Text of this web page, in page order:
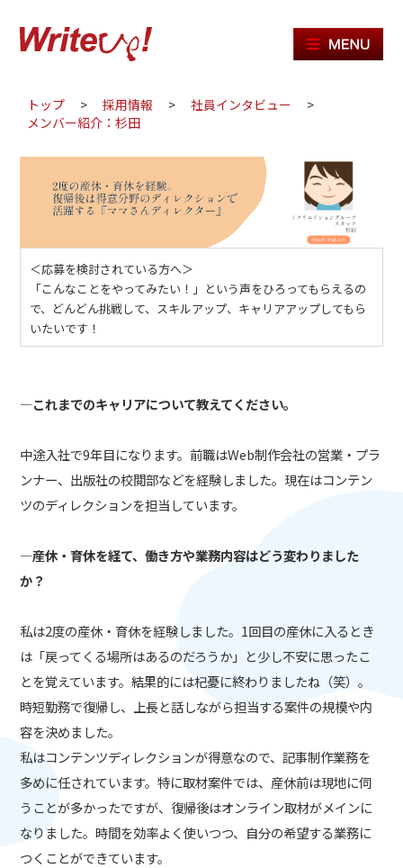
トップ > 採用情報 > 社員インタビュー
>
メンバー紹介：杉田
＜応募を検討されている方へ＞
「こんなことをやってみたい！」という声をひろってもらえるの
で、どんどん挑戦して、スキルアップ、キャリアアップしてもら
いたいです！
―これまでのキャリアについて教えてください。
中途入社で9年目になります。前職はWeb制作会社の営業・プラ
ンナー、出版社の校閲部などを経験しました。現在はコンテン
ツのディレクションを担当しています。
―産休・育休を経て、働き方や業務内容はどう変わりました
か？
私は2度の産休・育休を経験しました。1回目の産休に入るとき
は「戻ってくる場所はあるのだろうか」と少し不安に思ったこ
とを覚えています。結果的には杞憂に終わりましたね（笑）。
時短勤務で復帰し、上長と話しながら担当する案件の規模や内
容を決めました。
私はコンテンツディレクションが得意なので、記事制作業務を
多めに任されています。特に取材案件では、産休前は現地に伺
うことが多かったですが、復帰後はオンライン取材がメインに
なりました。時間を効率よく使いつつ、自分の希望する業務に
つくことができています。